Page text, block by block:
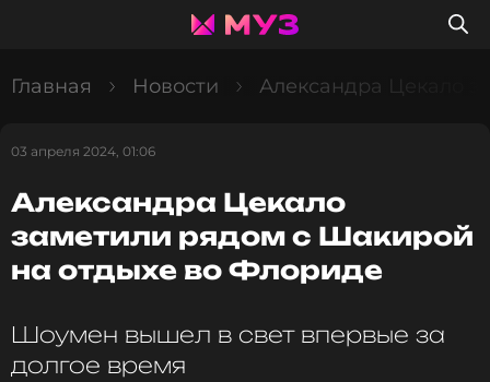
Главная Новости Александра Цекало
03 апреля 2024, 01:06
Александра Цекало
заметили рядом с Шакирой
на отдыхе во Флориде
Шоумен вышел в свет впервые за
долгое время